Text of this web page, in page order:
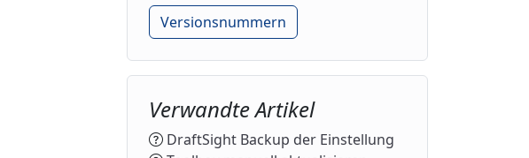
Versionsnummern
Verwandte Artikel
DraftSight Backup der Einstellung